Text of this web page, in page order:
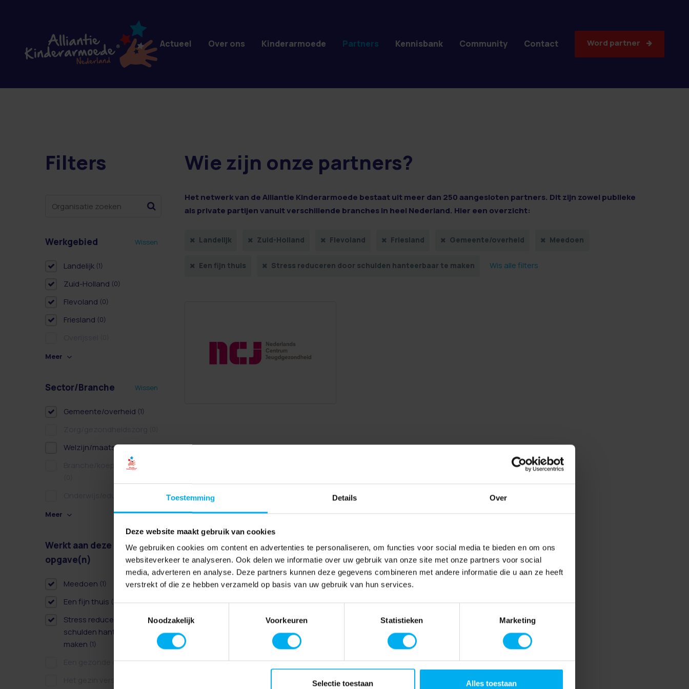
Toestemming Details Over
Deze website maakt gebruik van cookies
We gebruiken cookies om content en advertenties te personaliseren, om functies voor social media te bieden en om ons
websiteverkeer te analyseren. Ook delen we informatie over uw gebruik van onze site met onze partners voor social
media, adverteren en analyse. Deze partners kunnen deze gegevens combineren met andere informatie die u aan ze heeft
verstrekt of die ze hebben verzameld op basis van uw gebruik van hun services.
Noodzakelijk
Voorkeuren Statistieken Marketing
Selectie toestaan Alles toestaan
1 resultaten
Filters
Werkgebied Wissen
Landelijk (1)
Zuid-Holland (0)
Flevoland (0)
Friesland (0)
Meer
Sector/Branche Wissen
Gemeente/overheid (1)
Welzijn/maatschappelijk(1)
Branche/koepel/belangen
Meer
Werkt aan deze
opgave(n)
Wissen
Meedoen (1)
Een fijn thuis (1)
Stress reduceren door
schulden hanteerbaar te
maken (1)
Een gezonde dag(0)
Wie zijn onze partners?
Het netwerk van de Alliantie Kinderarmoede bestaat uit meer dan 250 aangesloten partners. Dit zijn zowel publieke
als private partijen vanuit verschillende branches in heel Nederland. Hier een overzicht:
Landelijk Zuid-Holland Flevoland Friesland Gemeente/overheid Meedoen
Een fijn thuis Stress reduceren door schulden hanteerbaar te maken Wis alle filters
Actueel Over ons Kinderarmoede Partners Kennisbank Community Contact Word partner